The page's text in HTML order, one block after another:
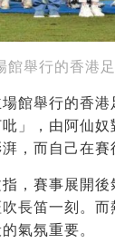
館舉行的香港
館舉行的香
」，由阿仙
，而自己在
，賽事展開
長笛一刻。
氣氛重要。